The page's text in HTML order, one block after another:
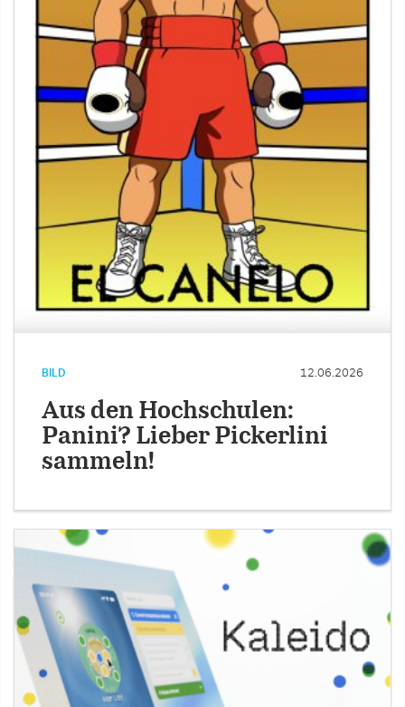
BILD 12.06.2026
Aus den Hochschulen:
Panini? Lieber Pickerlini
sammeln!